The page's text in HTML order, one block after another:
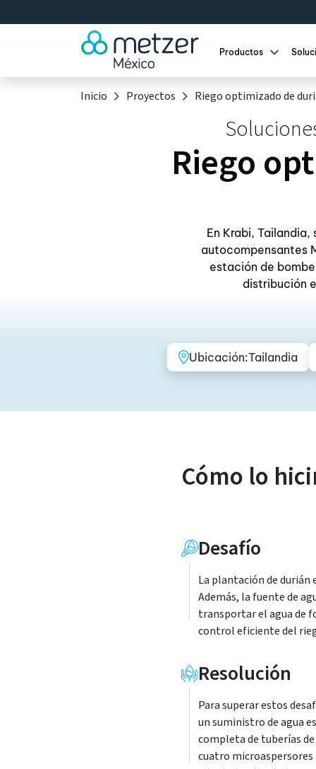
Productos
Inicio Proyectos Riego optimizado de
Riego
En Krabi,
autocompensantes
estación de
distribución
Ubicación:Tailandia
Cómo lo
Desafío
La plantación de
Además, la fuente de
transportar el agua de
control eficiente del
Resolución
Para superar estos
un suministro de agua
completa de tuberías
cuatro microaspersores